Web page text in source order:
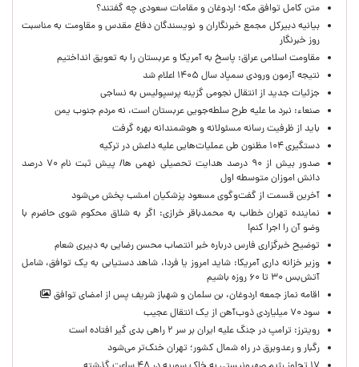
متن کامل توافق مکه؛ اردوغان و مقامات سعودی چه گفتند؟
بیانیه دبیرکل مجمع خبرنگاران و نویسندگان دفاع مقدس و مقاومت به مناسبت
روز خبرنگار
مقاومت اسلامی عراق: پاسخ به آمریکا و عربستان را به تعویق انداختیم
نتیجه آزمون ورودی سمپاد سال ۱۴۰۵ اعلام شد
جزئیات جدید از انتقال نجومی گزینه پرسپولیس به نساجی
صنعاء: نبرد ما علیه طرح سلطه‌جویی عربستان است، نه مردم جنوب یمن
باید از ظرفیت رسانه مسئولانه و هوشمندانه بهره گرفت
دستگیری ۱۰۴ مظنون طی عملیات‌هایی علیه داعش در ترکیه
صدور بیش از ۹۰ درصد هدایت تحصیلی نهمی ها/ پیش ثبت نام ۷۰ درصد
دانش اموزان متوسطه اول
آخرین قسمت از گفت‌وگوی مسعود پزشکیان امشب پخش می‌شود
نماینده تهران خطاب به محمدباقر خرازی: اگر به شلاق محکوم شوی حاضرم با
وضو آن را اجرا کنم!
توضیح خبرگزاری فارس درباره خبر انتصاب محسن رضایی به دبیری شعام
وزیر خزانه داری آمریکا: شاید امروز یا فردا، شاهد دستیابی به یک توافق، شامل
آتش‌بس ۳۰ تا ۶۰ روزه باشیم
اقامه نماز جمعه اردوغان، بن ‌سلمان و شهباز شریف پس از امضای توافق
سود ۷۰ میلیاردی ذوب‌آهن از یک انتقال عجیب
رویترز: ترامپ در جنگ علیه ایران بر سر ۲ راهی بدی گیر افتاده است
رگبار و رعدوبرق در راه شمال کشور؛ تهران خنک‌تر می‌شود